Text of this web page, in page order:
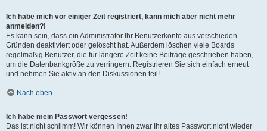
Ich habe mich vor einiger Zeit registriert, kann mich aber nicht mehr
anmelden?!
Es kann sein, dass ein Administrator Ihr Benutzerkonto aus verschieden
Gründen deaktiviert oder gelöscht hat. Außerdem löschen viele Boards
regelmäßig Benutzer, die für längere Zeit keine Beiträge geschrieben haben,
um die Datenbankgröße zu verringern. Registrieren Sie sich einfach erneut
und nehmen Sie aktiv an den Diskussionen teil!
Nach oben
Ich habe mein Passwort vergessen!
Das ist nicht schlimm! Wir können Ihnen zwar Ihr altes Passwort nicht wieder